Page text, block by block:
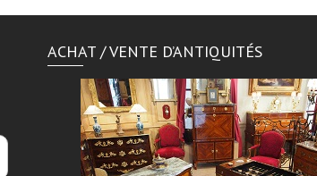
ACHAT / VENTE D’ANTIQUITÉS